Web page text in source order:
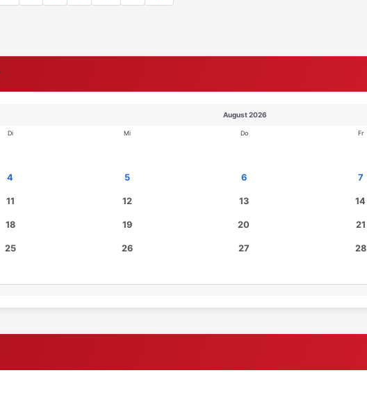
August 2026
Di Mi Do Fr
4 5 6 7
11 12 13 14
18 19 20 21
25 26 27 28